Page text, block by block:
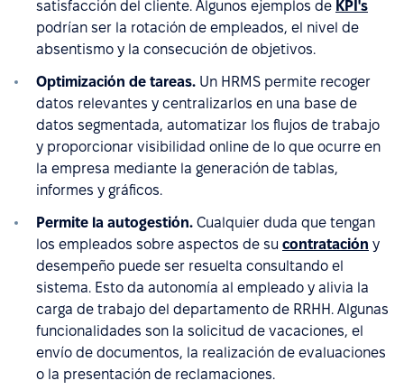
satisfacción del cliente. Algunos ejemplos de KPI's
podrían ser la rotación de empleados, el nivel de
absentismo y la consecución de objetivos.
Optimización de tareas. Un HRMS permite recoger
datos relevantes y centralizarlos en una base de
datos segmentada, automatizar los flujos de trabajo
y proporcionar visibilidad online de lo que ocurre en
la empresa mediante la generación de tablas,
informes y gráficos.
Permite la autogestión. Cualquier duda que tengan
los empleados sobre aspectos de su contratación y
desempeño puede ser resuelta consultando el
sistema. Esto da autonomía al empleado y alivia la
carga de trabajo del departamento de RRHH. Algunas
funcionalidades son la solicitud de vacaciones, el
envío de documentos, la realización de evaluaciones
o la presentación de reclamaciones.